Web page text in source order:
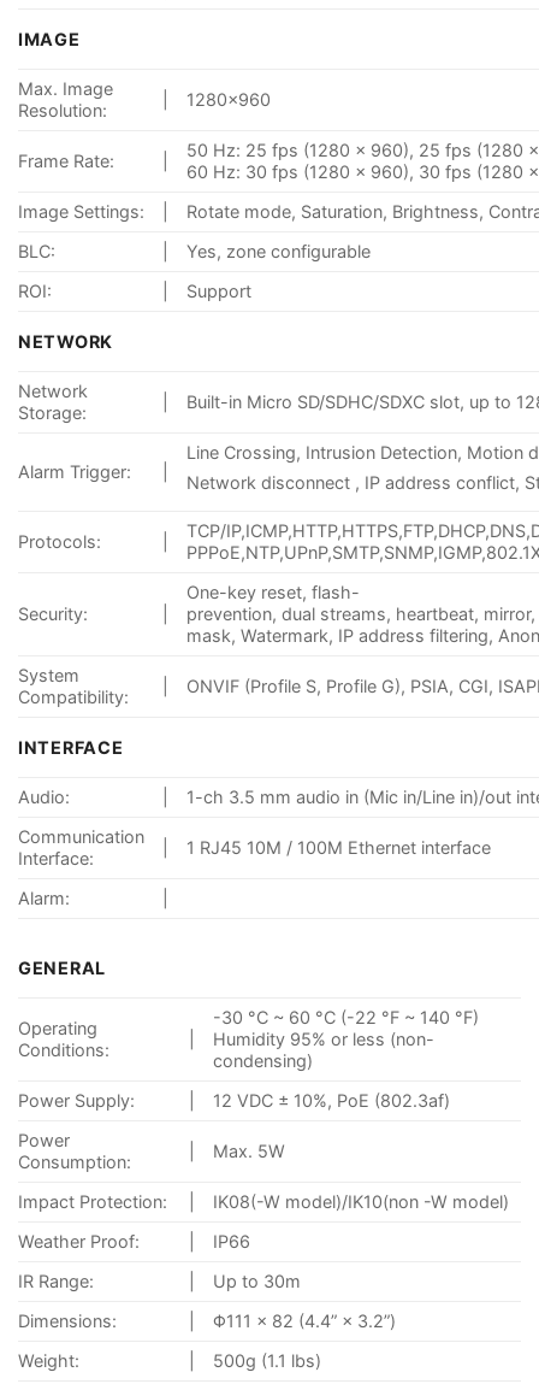
IMAGE
Max. Image
Resolution:
1280×960
Frame Rate:
50 Hz: 25 fps (1280 × 960), 25 fps (1280
60 Hz: 30 fps (1280 × 960), 30 fps (1280
Image Settings:
Rotate mode, Saturation, Brightness,
BLC:
Yes, zone configurable
ROI:
Support
NETWORK
Network
Storage:
Built-in Micro SD/SDHC/SDXC slot, up to
Alarm Trigger:
Line Crossing, Intrusion Detection, Motion
Network disconnect , IP address conflict,
Protocols:
TCP/
Security:
One-key reset, flash-
prevention, dual streams, heartbeat,
mask, Watermark, IP address filtering,
System
Compatibility:
ONVIF (Profile S, Profile G), PSIA, CGI,
INTERFACE
Audio:
1-ch 3.5 mm audio in (Mic in/Line in)/out
Communication
Interface:
1 RJ45 10M / 100M Ethernet interface
Alarm:
GENERAL
Operating
Conditions:
-30 °C ~ 60 °C (-22 °F ~ 140 °F)
Humidity 95% or less (non-
condensing)
Power Supply:
12 VDC ± 10%, PoE (802.3af)
Power
Consumption:
Max. 5W
Impact Protection:
IK08(-W model)/IK10(non -W model)
Weather Proof:
IP66
IR Range:
Up to 30m
Dimensions:
Φ111 × 82 (4.4” × 3.2”)
Weight:
500g (1.1 lbs)